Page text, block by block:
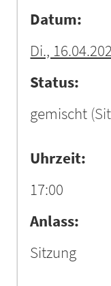
Datum:
Di.,
Status:
gemischt
Uhrzeit:
17:00
Anlass:
Sitzung